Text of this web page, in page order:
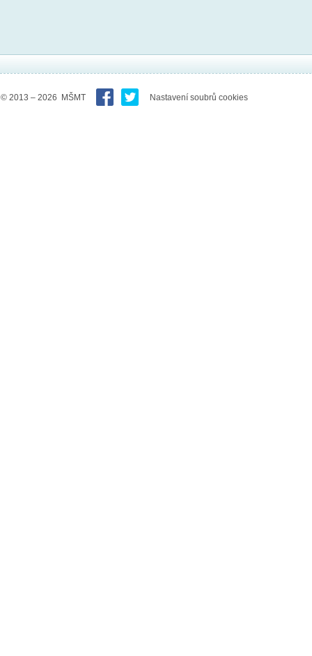
© 2013 – 2026 MŠMT Nastavení soubrů cookies